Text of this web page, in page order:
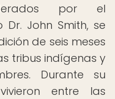
por el
John Smith, se
de seis meses
tribus indígenas y
Durante su
entre las